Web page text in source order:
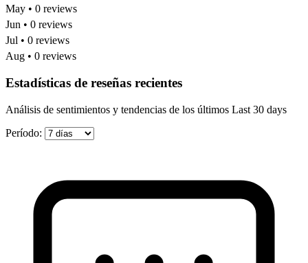
May • 0 reviews
Jun • 0 reviews
Jul • 0 reviews
Aug • 0 reviews
Estadísticas de reseñas recientes
Análisis de sentimientos y tendencias de los últimos Last 30 days
Período: